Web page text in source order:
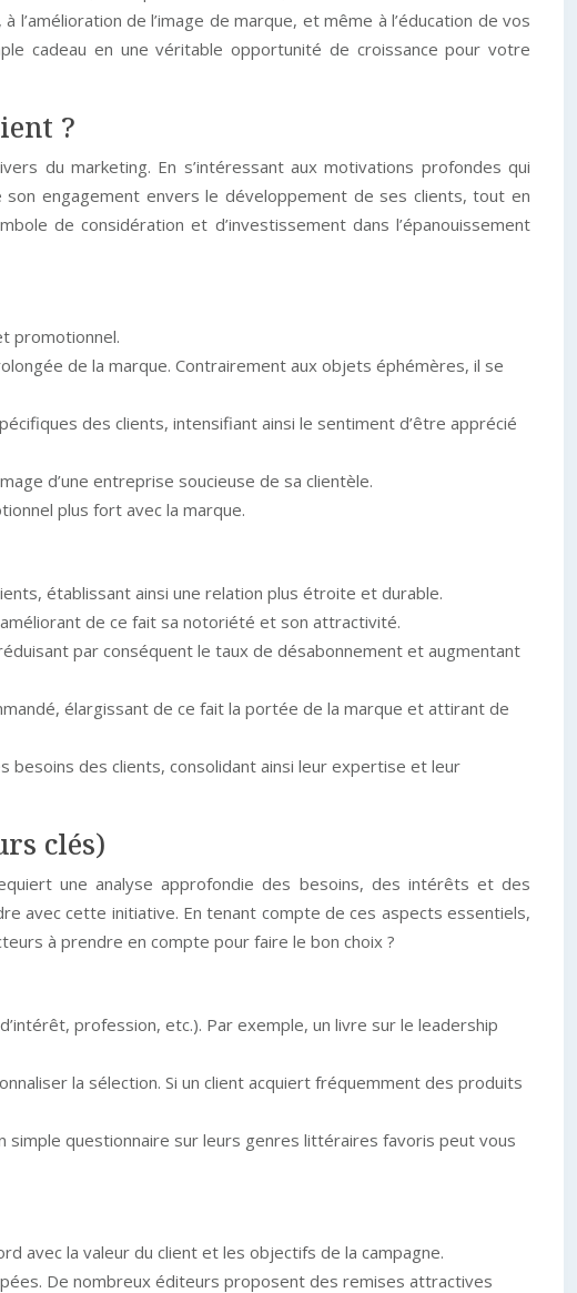
de l’image de marque, et même à l’éducation de vos
cadeau en une véritable opportunité de croissance pour votre
?
du marketing. En s’intéressant aux motivations profondes qui
engagement envers le développement de ses clients, tout en
de considération et d’investissement dans l’épanouissement
promotionnel.
de la marque. Contrairement aux objets éphémères, il se
des clients, intensifiant ainsi le sentiment d’être apprécié
d’une entreprise soucieuse de sa clientèle.
plus fort avec la marque.
établissant ainsi une relation plus étroite et durable.
de ce fait sa notoriété et son attractivité.
par conséquent le taux de désabonnement et augmentant
élargissant de ce fait la portée de la marque et attirant de
besoins des clients, consolidant ainsi leur expertise et leur
clés)
une analyse approfondie des besoins, des intérêts et des
avec cette initiative. En tenant compte de ces aspects essentiels,
à prendre en compte pour faire le bon choix ?
profession, etc.). Par exemple, un livre sur le leadership
la sélection. Si un client acquiert fréquemment des produits
questionnaire sur leurs genres littéraires favoris peut vous
avec la valeur du client et les objectifs de la campagne.
De nombreux éditeurs proposent des remises attractives